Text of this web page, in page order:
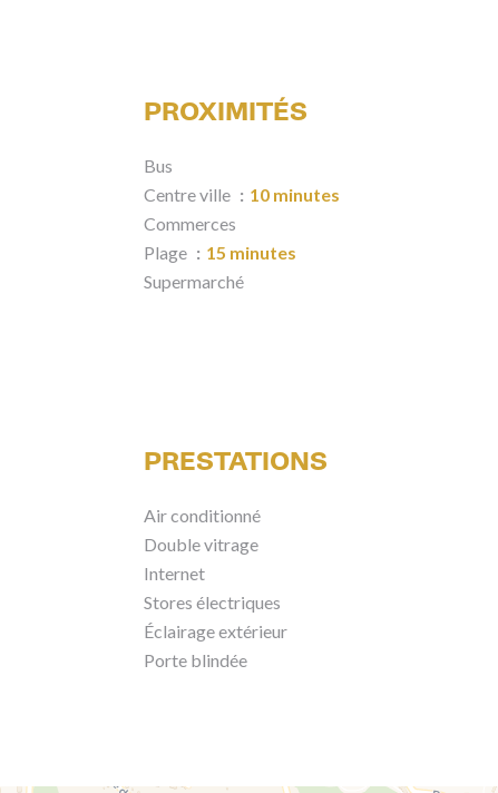
PROXIMITÉS
Bus
Centre ville
10 minutes
Commerces
Plage
15 minutes
Supermarché
PRESTATIONS
Air conditionné
Double vitrage
Internet
Stores électriques
Éclairage extérieur
Porte blindée